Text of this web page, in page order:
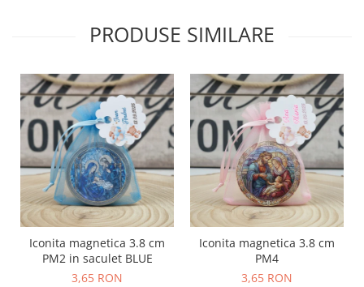
PRODUSE SIMILARE
Iconita magnetica 3.8 cm
PM2 in saculet BLUE
3,65 RON
Iconita magnetica 3.8 cm
PM4
3,65 RON